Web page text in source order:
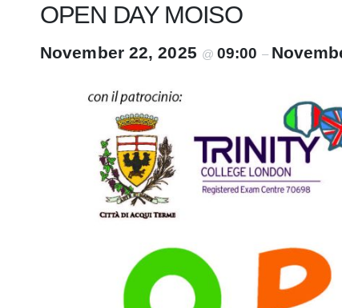
OPEN DAY MOISO
November 22, 2025 @09:00 –